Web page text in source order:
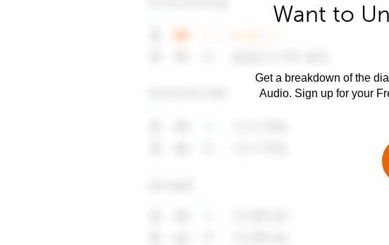
Want to
Get a breakdown of the
Audio. Sign up for your